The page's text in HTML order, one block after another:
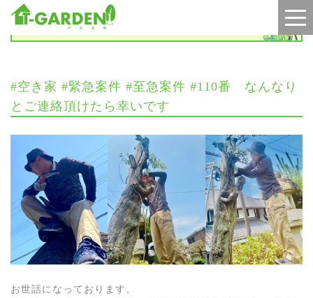
お知らせ
#空き家 #緊急案件 #至急案件 #110番 なんなり
とご連絡頂けたら幸いです
お世話になっております。